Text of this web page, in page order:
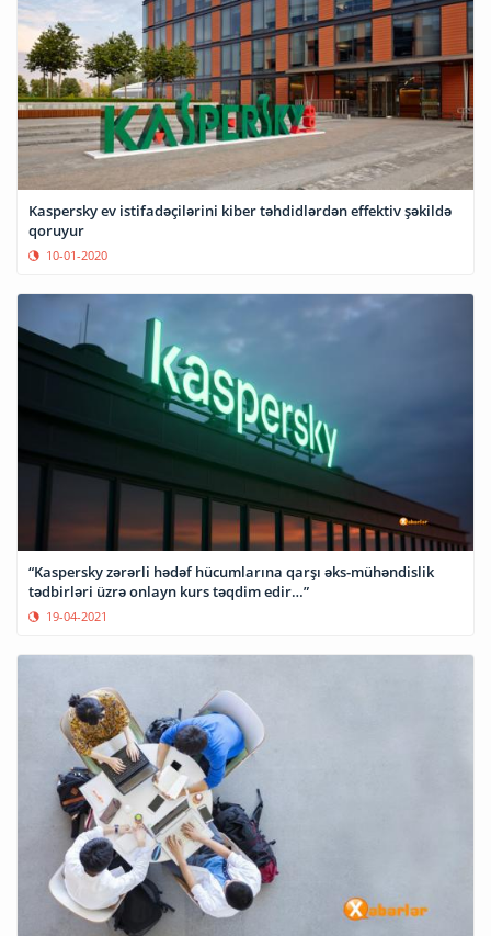
Kaspersky ev istifadəçilərini kiber təhdidlərdən effektiv şəkildə
qoruyur
10-01-2020
“Kaspersky zərərli hədəf hücumlarına qarşı əks-mühəndislik
tədbirləri üzrə onlayn kurs təqdim edir…”
19-04-2021